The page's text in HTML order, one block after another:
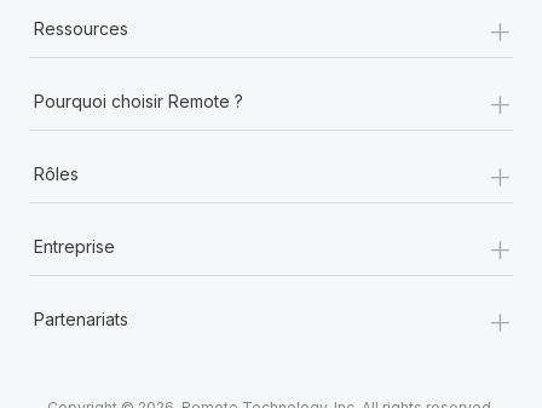
Ressources +
Pourquoi choisir Remote ? +
Rôles +
Entreprise +
Partenariats +